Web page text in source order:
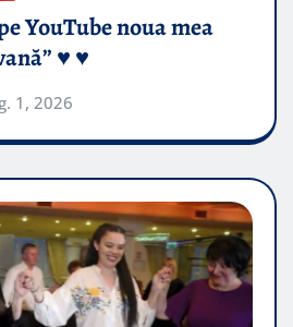
YouTube noua mea
♥️ ♥️
1, 2026